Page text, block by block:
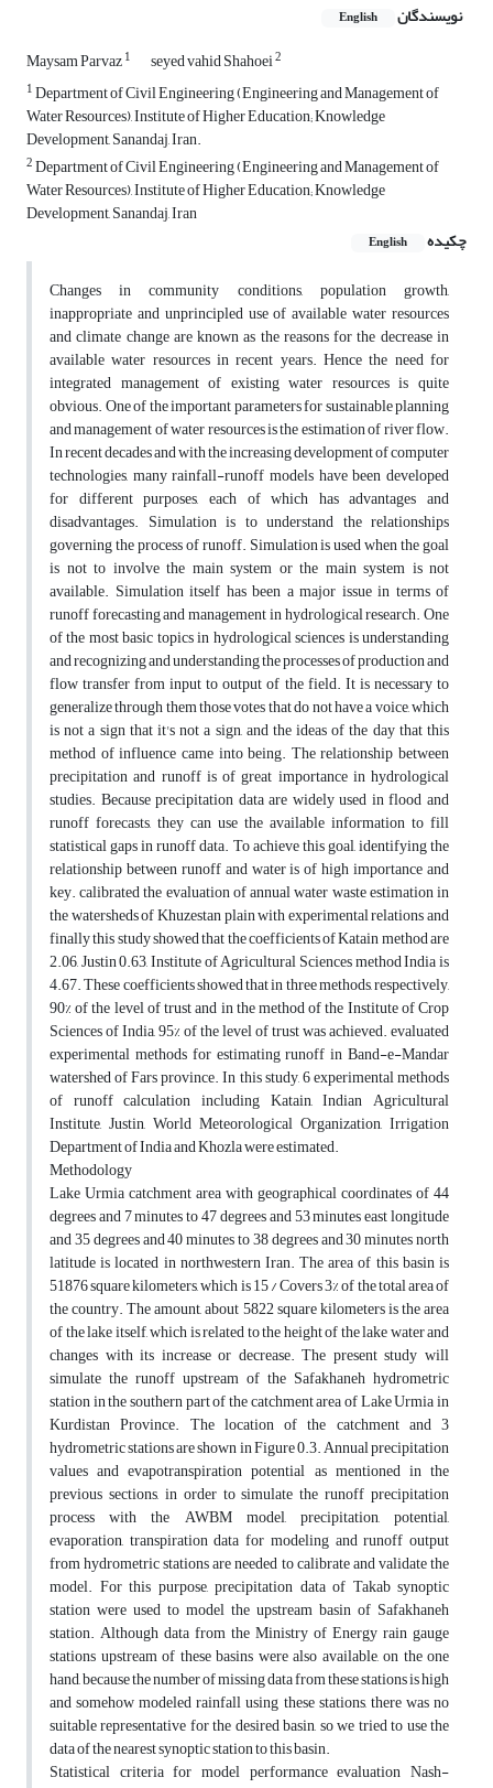
نویسندگان English
Maysam Parvaz1 seyed vahid Shahoei2
1Department of Civil Engineering (Engineering and Management of
Water Resources), Institute of Higher Education; Knowledge
Development, Sanandaj, Iran.
2Department of Civil Engineering (Engineering and Management of
Water Resources), Institute of Higher Education; Knowledge
Development, Sanandaj, Iran
چکیده
English
Changes in community conditions, population growth,
inappropriate and unprincipled use of available water resources
and climate change are known as the reasons for the decrease in
available water resources in recent years. Hence the need for
integrated management of existing water resources is quite
obvious. One of the important parameters for sustainable planning
and management of water resources is the estimation of river flow.
In recent decades and with the increasing development of computer
technologies, many rainfall-runoff models have been developed
for different purposes, each of which has advantages and
disadvantages. Simulation is to understand the relationships
governing the process of runoff. Simulation is used when the goal
is not to involve the main system or the main system is not
available. Simulation itself has been a major issue in terms of
runoff forecasting and management in hydrological research. One
of the most basic topics in hydrological sciences is understanding
and recognizing and understanding the processes of production and
flow transfer from input to output of the field. It is necessary to
generalize through them those votes that do not have a voice, which
is not a sign that it's not a sign, and the ideas of the day that this
method of influence came into being. The relationship between
precipitation and runoff is of great importance in hydrological
studies. Because precipitation data are widely used in flood and
runoff forecasts, they can use the available information to fill
statistical gaps in runoff data. To achieve this goal, identifying the
relationship between runoff and water is of high importance and
key. calibrated the evaluation of annual water waste estimation in
the watersheds of Khuzestan plain with experimental relations and
finally this study showed that the coefficients of Katain method are
2.06, Justin 0.63, Institute of Agricultural Sciences method India is
4.67. These coefficients showed that in three methods, respectively,
90% of the level of trust and in the method of the Institute of Crop
Sciences of India, 95% of the level of trust was achieved. evaluated
experimental methods for estimating runoff in Band-e-Mandar
watershed of Fars province. In this study, 6 experimental methods
of runoff calculation including Katain, Indian Agricultural
Institute, Justin, World Meteorological Organization, Irrigation
Department of India and Khozla were estimated.
Methodology
Lake Urmia catchment area with geographical coordinates of 44
degrees and 7 minutes to 47 degrees and 53 minutes east longitude
and 35 degrees and 40 minutes to 38 degrees and 30 minutes north
latitude is located in northwestern Iran. The area of this basin is
51876 square kilometers, which is 15 / Covers 3% of the total area of
the country. The amount, about 5822 square kilometers is the area
of the lake itself, which is related to the height of the lake water and
changes with its increase or decrease. The present study will
simulate the runoff upstream of the Safakhaneh hydrometric
station in the southern part of the catchment area of Lake Urmia in
Kurdistan Province. The location of the catchment and 3
hydrometric stations are shown in Figure 0.3. Annual precipitation
values and evapotranspiration potential as mentioned in the
previous sections, in order to simulate the runoff precipitation
process with the AWBM model, precipitation, potential,
evaporation, transpiration data for modeling and runoff output
from hydrometric stations are needed to calibrate and validate the
model. For this purpose, precipitation data of Takab synoptic
station were used to model the upstream basin of Safakhaneh
station. Although data from the Ministry of Energy rain gauge
stations upstream of these basins were also available, on the one
hand, because the number of missing data from these stations is high
and somehow modeled rainfall using these stations, there was no
suitable representative for the desired basin, so we tried to use the
data of the nearest synoptic station to this basin.
Statistical criteria for model performance evaluation Nash-